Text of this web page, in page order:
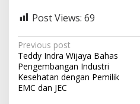
Post Views: 69
P
o
s
Previous post
Teddy Indra Wijaya Bahas
Pengembangan Industri
Kesehatan dengan Pemilik
EMC dan JEC